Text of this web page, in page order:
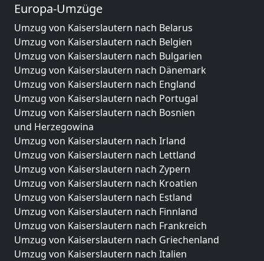
Europa-Umzüge
Umzug von Kaiserslautern nach Belarus
Umzug von Kaiserslautern nach Belgien
Umzug von Kaiserslautern nach Bulgarien
Umzug von Kaiserslautern nach Dänemark
Umzug von Kaiserslautern nach England
Umzug von Kaiserslautern nach Portugal
Umzug von Kaiserslautern nach Bosnien
und Herzegowina
Umzug von Kaiserslautern nach Irland
Umzug von Kaiserslautern nach Lettland
Umzug von Kaiserslautern nach Zypern
Umzug von Kaiserslautern nach Kroatien
Umzug von Kaiserslautern nach Estland
Umzug von Kaiserslautern nach Finnland
Umzug von Kaiserslautern nach Frankreich
Umzug von Kaiserslautern nach Griechenland
Umzug von Kaiserslautern nach Italien